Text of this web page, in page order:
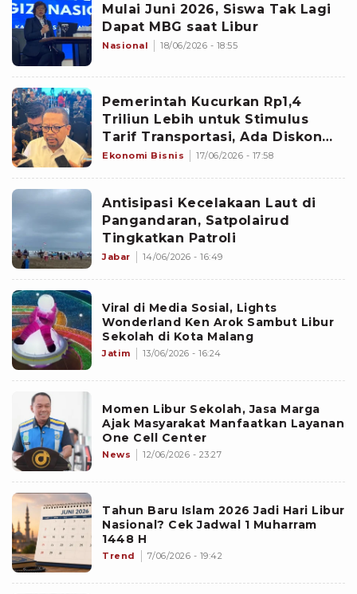
Mulai Juni 2026, Siswa Tak Lagi
Dapat MBG saat Libur
Nasional 18/06/2026 - 18:55
Pemerintah Kucurkan Rp1,4
Triliun Lebih untuk Stimulus
Tarif Transportasi, Ada Diskon
Tiket Kereta hingga Kapal
Ekonomi Bisnis 17/06/2026 - 17:58
Antisipasi Kecelakaan Laut di
Pangandaran, Satpolairud
Tingkatkan Patroli
Jabar 14/06/2026 - 16:49
Viral di Media Sosial, Lights
Wonderland Ken Arok Sambut Libur
Sekolah di Kota Malang
Jatim 13/06/2026 - 16:24
Momen Libur Sekolah, Jasa Marga
Ajak Masyarakat Manfaatkan Layanan
One Cell Center
News 12/06/2026 - 23:27
Tahun Baru Islam 2026 Jadi Hari Libur
Nasional? Cek Jadwal 1 Muharram
1448 H
Trend 7/06/2026 - 19:42